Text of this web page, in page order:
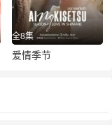
全8集
爱情季节